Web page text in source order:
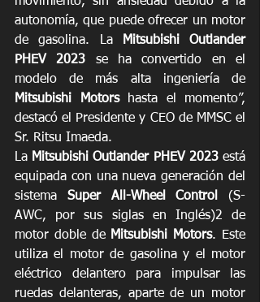
autonomía, que puede ofrecer un motor
de gasolina. La
Mitsubishi Outlander
PHEV 2023 se ha convertido en el
Mitsubishi Motors hasta el momento”,
destacó el Presidente y CEO de MMSC el
Sr. Ritsu Imaeda.
La Mitsubishi Outlander PHEV 2023 está
equipada con una nueva generación del
sistema Super All-Wheel Control
(S-
AWC, por sus siglas en Inglés)2 de
motor doble de Mitsubishi Motors. Este
utiliza el motor de gasolina y el motor
eléctrico delantero para impulsar las
ruedas delanteras, aparte de un motor